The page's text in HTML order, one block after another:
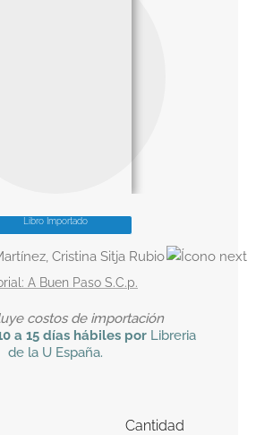
Libro Importado
Cristina Sitja Rubio
A Buen Paso S.C.p.
costos de importación
a 15 días hábiles por Libreria
de la U España.
Cantidad